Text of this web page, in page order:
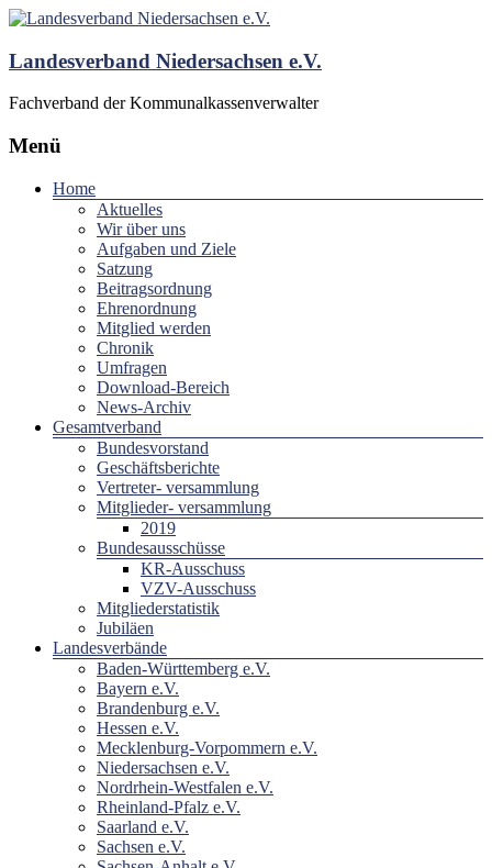
Landesverband Niedersachsen e.V.
Fachverband der Kommunalkassenverwalter
Menü
Home
Aktuelles
Wir über uns
Aufgaben und Ziele
Satzung
Beitragsordnung
Ehrenordnung
Mitglied werden
Chronik
Umfragen
Download-Bereich
News-Archiv
Gesamtverband
Bundesvorstand
Geschäftsberichte
Vertreter- versammlung
Mitglieder- versammlung
2019
Bundesausschüsse
KR-Ausschuss
VZV-Ausschuss
Mitgliederstatistik
Jubiläen
Landesverbände
Baden-Württemberg e.V.
Bayern e.V.
Brandenburg e.V.
Hessen e.V.
Mecklenburg-Vorpommern e.V.
Niedersachsen e.V.
Nordrhein-Westfalen e.V.
Rheinland-Pfalz e.V.
Saarland e.V.
Sachsen e.V.